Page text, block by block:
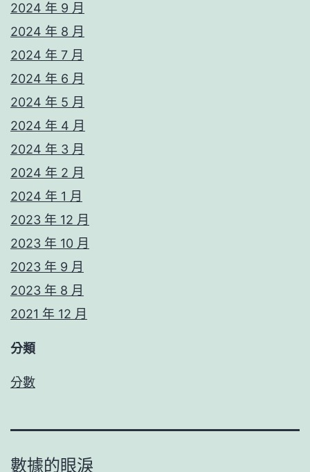
2024 年 9 月
2024 年 8 月
2024 年 7 月
2024 年 6 月
2024 年 5 月
2024 年 4 月
2024 年 3 月
2024 年 2 月
2024 年 1 月
2023 年 12 月
2023 年 10 月
2023 年 9 月
2023 年 8 月
2021 年 12 月
分類
分數
數據的眼淚